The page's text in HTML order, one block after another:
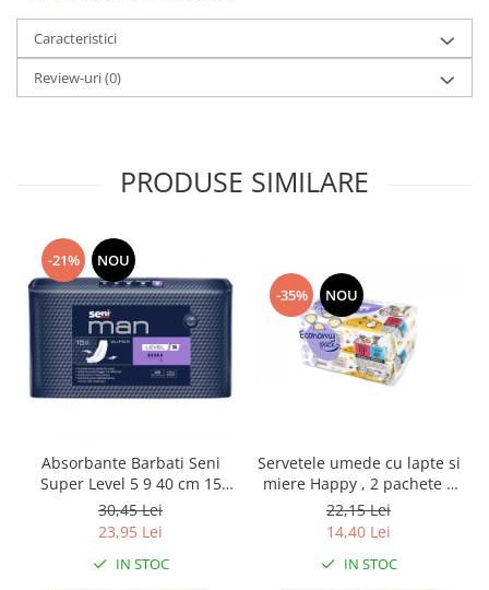
Caracteristici
Review-uri(0)
PRODUSE SIMILARE
-21% NOU
Absorbante Barbati Seni
Super Level 5 9 40 cm 15
Bucati
30,45 Lei
23,95 Lei
IN STOC
-35% NOU
Servetele umede cu lapte si
miere Happy , 2 pachete x
64 bucati, 128 bucati
22,15 Lei
14,40 Lei
IN STOC